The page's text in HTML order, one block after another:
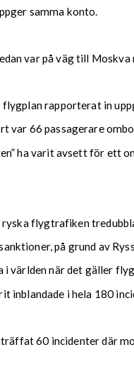
samma konto.
var på väg till
rapporterat in
var 66 passagerare
ha varit avsett för ett
ryska flygtrafiken
på grund av
i världen när det gäller
inblandade i hela 180
60 incidenter där